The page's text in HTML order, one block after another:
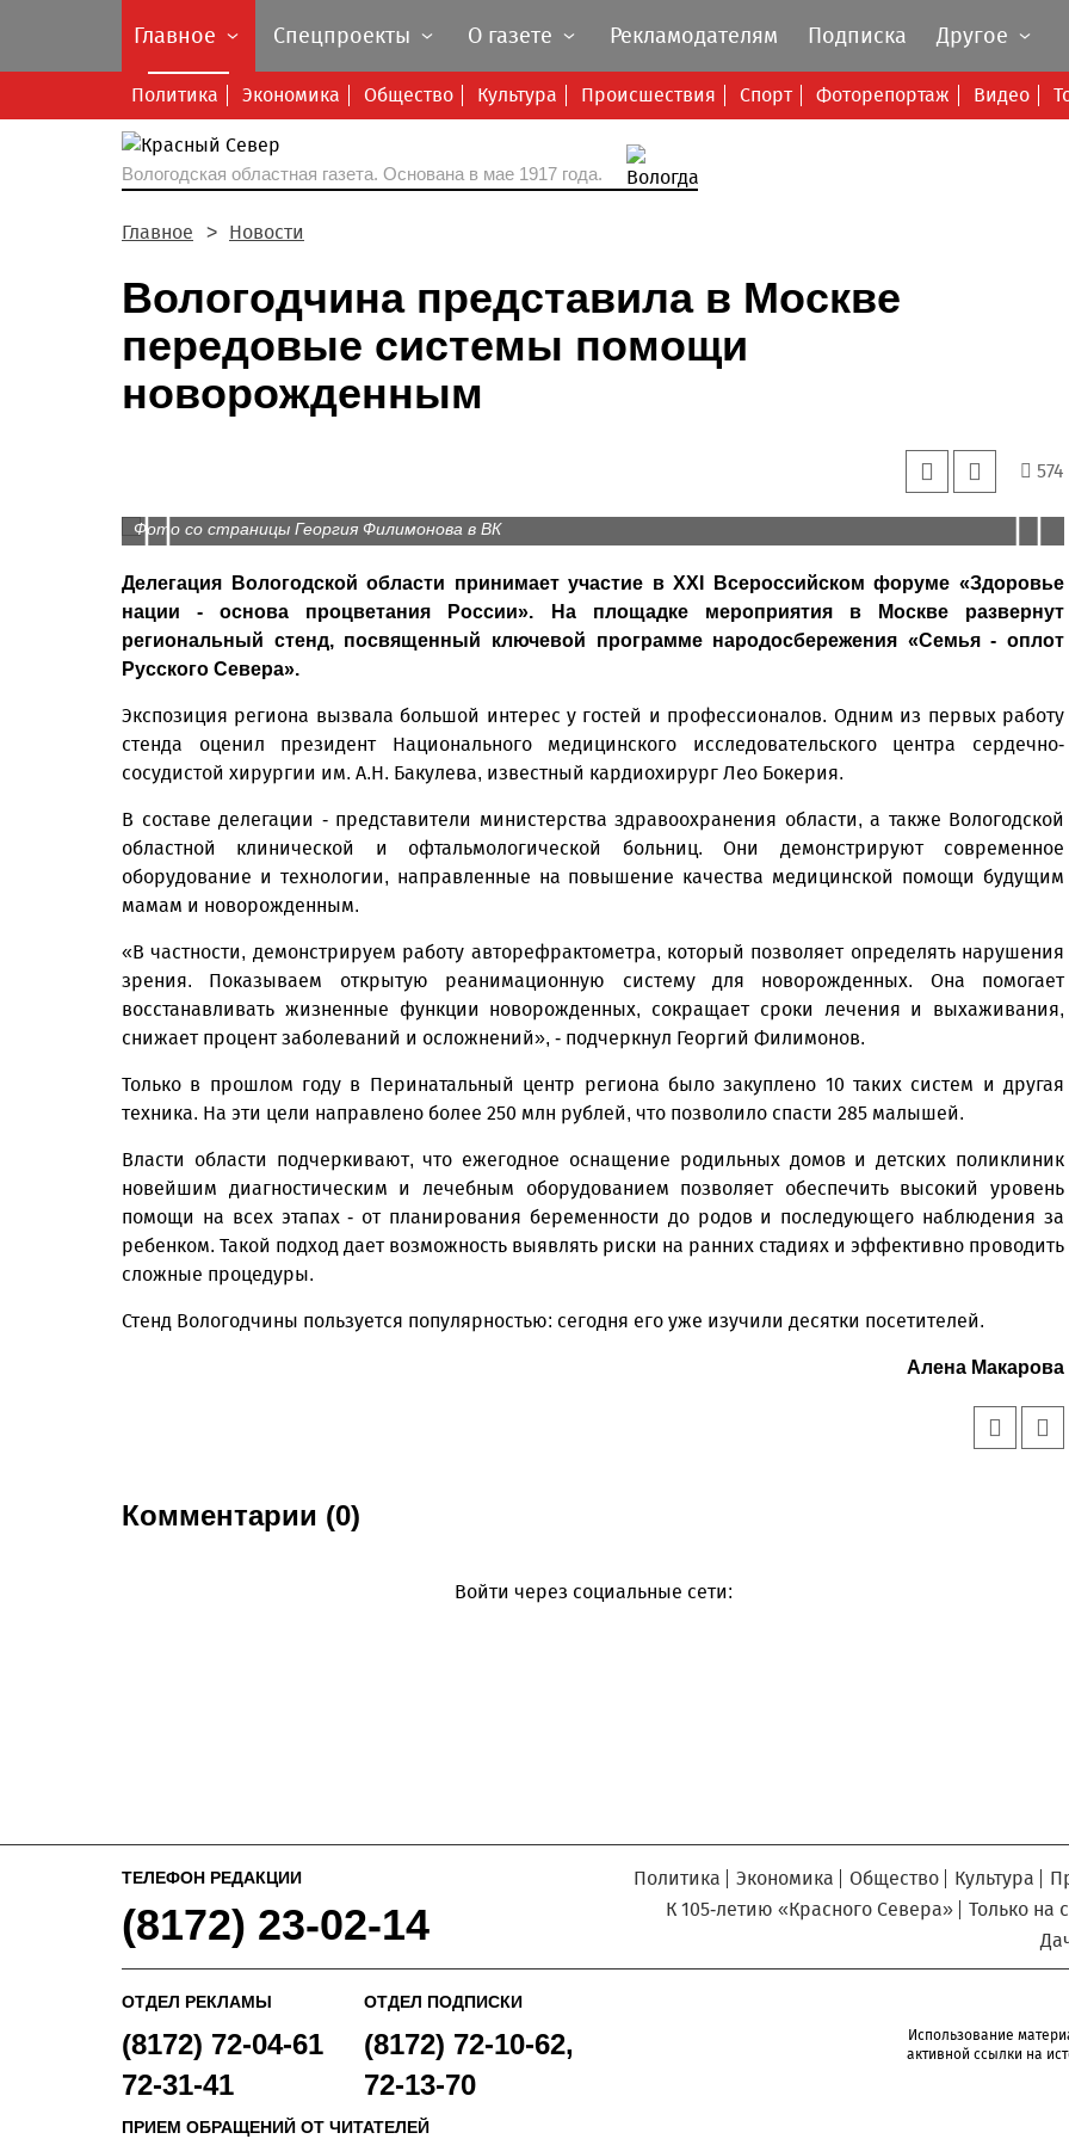
Главное
Политика Экономика Общество Культура Происшествия Спорт Фоторепортаж Видео
Спецпроекты О газете Рекламодателям Подписка Другое
Вологодская областная газета. Основана в мае 1917 года.
Главное Новости
Вологодчина представила в Москве
передовые системы помощи
новорожденным
574
Prev
Фото со страницы Георгия Филимонова в ВК
Делегация Вологодской области принимает участие в XXI Всероссийском форуме «Здоровье
нации - основа процветания России». На площадке мероприятия в Москве развернут
региональный стенд, посвященный ключевой программе народосбережения «Семья - оплот
Русского Севера».
Экспозиция региона вызвала большой интерес у гостей и профессионалов. Одним из первых работу
стенда оценил президент Национального медицинского исследовательского центра сердечно-
сосудистой хирургии им. А.Н. Бакулева, известный кардиохирург Лео Бокерия.
В составе делегации - представители министерства здравоохранения области, а также Вологодской
областной клинической и офтальмологической больниц. Они демонстрируют современное
оборудование и технологии, направленные на повышение качества медицинской помощи будущим
мамам и новорожденным.
«В частности, демонстрируем работу авторефрактометра, который позволяет определять нарушения
зрения. Показываем открытую реанимационную систему для новорожденных. Она помогает
восстанавливать жизненные функции новорожденных, сокращает сроки лечения и выхаживания,
снижает процент заболеваний и осложнений», - подчеркнул Георгий Филимонов.
Только в прошлом году в Перинатальный центр региона было закуплено 10 таких систем и другая
техника. На эти цели направлено более 250 млн рублей, что позволило спасти 285 малышей.
Власти области подчеркивают, что ежегодное оснащение родильных домов и детских поликлиник
новейшим диагностическим и лечебным оборудованием позволяет обеспечить высокий уровень
помощи на всех этапах - от планирования беременности до родов и последующего наблюдения за
ребенком. Такой подход дает возможность выявлять риски на ранних стадиях и эффективно проводить
сложные процедуры.
Стенд Вологодчины пользуется популярностью: сегодня его уже изучили десятки посетителей.
Алена Макарова
Комментарии (0)
Войти через социальные сети:
ТЕЛЕФОН РЕДАКЦИИ
(8172) 23-02-14
Политика Экономика Общество Культура
К 105-летию «Красного Севера»
Только на
ОТДЕЛ РЕКЛАМЫ
(8172) 72-04-61
72-31-41
ОТДЕЛ ПОДПИСКИ
(8172) 72-10-62,
72-13-70
ПРИЕМ ОБРАЩЕНИЙ ОТ ЧИТАТЕЛЕЙ
Использование
активной ссылки на